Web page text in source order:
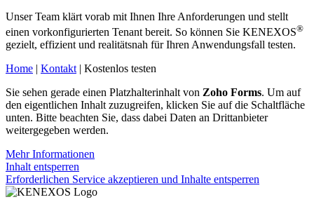
Unser Team klärt vorab mit Ihnen Ihre Anforderungen und stellt
einen vorkonfigurierten Tenant bereit. So können Sie KENEXOS®
gezielt, effizient und realitätsnah für Ihren Anwendungsfall testen.
Home | Kontakt | Kostenlos testen
Sie sehen gerade einen Platzhalterinhalt von Zoho Forms. Um auf
den eigentlichen Inhalt zuzugreifen, klicken Sie auf die Schaltfläche
unten. Bitte beachten Sie, dass dabei Daten an Drittanbieter
weitergegeben werden.
Mehr Informationen
Inhalt entsperren
Erforderlichen Service akzeptieren und Inhalte entsperren